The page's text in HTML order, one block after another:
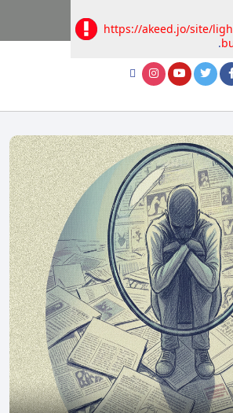
https://akeed.jo/site/